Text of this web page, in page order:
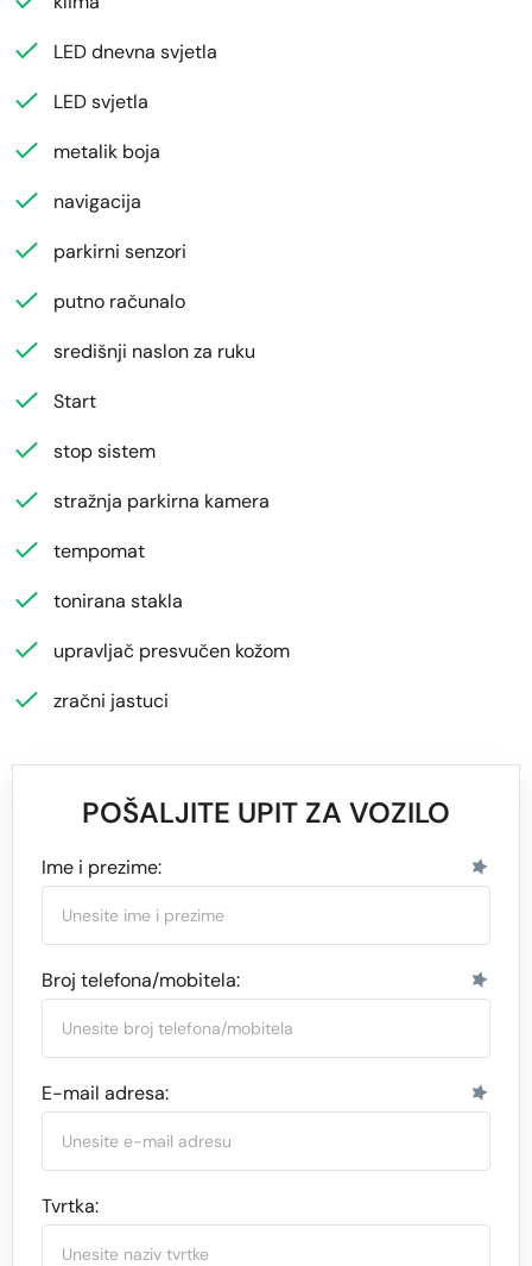
LED dnevna svjetla
LED svjetla
metalik boja
navigacija
parkirni senzori
putno računalo
središnji naslon za ruku
Start
stop sistem
stražnja parkirna kamera
tempomat
tonirana stakla
upravljač presvučen kožom
zračni jastuci
POŠALJITE UPIT ZA VOZILO
Ime i prezime:
Broj telefona/mobitela:
E-mail adresa:
Tvrtka: